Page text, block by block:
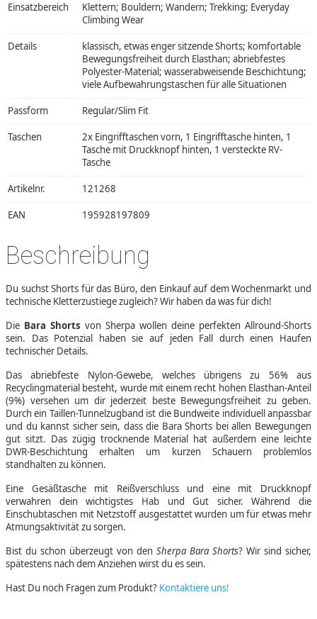
Einsatzbereich
Klettern; Bouldern; Wandern; Trekking; Everyday
Climbing Wear
Details
klassisch, etwas enger sitzende Shorts; komfortable
Bewegungsfreiheit durch Elasthan; abriebfestes
Polyester-Material; wasserabweisende Beschichtung;
viele Aufbewahrungstaschen für alle Situationen
Passform Regular/Slim Fit
Taschen
2x Eingrifftaschen vorn, 1 Eingrifftasche hinten, 1
Tasche mit Druckknopf hinten, 1 versteckte RV-
Tasche
Artikelnr. 121268
EAN 195928197809
Beschreibung
Du suchst Shorts für das Büro, den Einkauf auf dem Wochenmarkt und
technische Kletterzustiege zugleich? Wir haben da was für dich!
Die Bara Shorts von Sherpa wollen deine perfekten Allround-Shorts
sein. Das Potenzial haben sie auf jeden Fall durch einen Haufen
technischer Details.
Das abriebfeste Nylon-Gewebe, welches übrigens zu 56% aus
Recyclingmaterial besteht, wurde mit einem recht hohen Elasthan-Anteil
(9%) versehen um dir jederzeit beste Bewegungsfreiheit zu geben.
Durch ein Taillen-Tunnelzugband ist die Bundweite individuell anpassbar
und du kannst sicher sein, dass die Bara Shorts bei allen Bewegungen
gut sitzt. Das zügig trocknende Material hat außerdem eine leichte
DWR-Beschichtung erhalten um kurzen Schauern problemlos
standhalten zu können.
Eine Gesäßtasche mit Reißverschluss und eine mit Druckknopf
verwahren dein wichtigstes Hab und Gut sicher. Während die
Einschubtaschen mit Netzstoff ausgestattet wurden um für etwas mehr
Atmungsaktivität zu sorgen.
Bist du schon überzeugt von den Sherpa Bara Shorts? Wir sind sicher,
spätestens nach dem Anziehen wirst du es sein.
Hast Du noch Fragen zum Produkt? Kontaktiere uns!